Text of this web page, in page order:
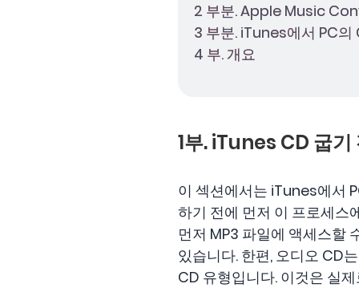
2 부분. Apple Music
3 부분. iTunes에서 PC
4 부. 개요
1부. iTunes CD 굽기
이 섹션에서는 iTunes에서
하기 전에 먼저 이 프로세스
먼저 MP3 파일에 액세스할
있습니다. 한편, 오디오 CD
CD 유형입니다. 이것은 실